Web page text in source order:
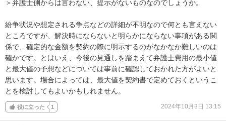
＞弁護士側からは言わない、提示がないものなのでしょうか。
紛争状況や想定される争点などの詳細が不明なので何とも言えない
ところですが、解決時にならないと明らかにならない事項がある関
係で、確定的な金額を契約の際に明示するのがなかなか難しいのは
確かです。とはいえ、今後の見通しを踏まえて弁護士費用の最小値
と最大値の予想などについては事前に確認しておかれた方がよいと
思います。場合によっては、最大値を契約書で定めておくというこ
とを検討してもよいかもしれません。
役に立った 1 2024年10月3日 13:15